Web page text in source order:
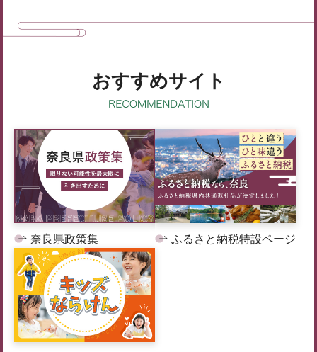
おすすめサイト
奈良県政策集 ふるさと納税特設ページ